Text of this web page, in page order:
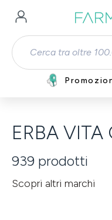
Passa al contenuto
ERBA VITA
939 prodotti
Scopri altri marchi